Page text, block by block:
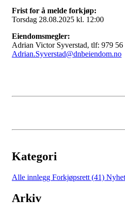
Frist for å melde forkjøp:
Torsdag 28.08.2025 kl. 12:00
Eiendomsmegler:
Adrian Victor Syverstad, tlf: 979 56
Adrian.Syverstad@dnbeiendom.no
Kategori
Alle innlegg Forkjøpsrett (41)
Arkiv